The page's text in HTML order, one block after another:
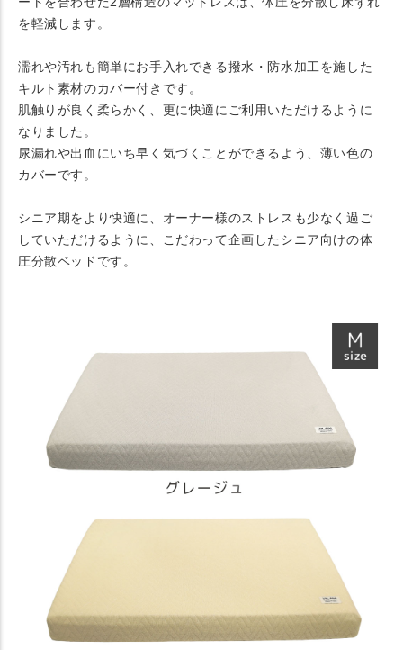
を軽減します。
濡れや汚れも簡単にお手入れできる撥水・防水加工を施した
キルト素材のカバー付きです。
肌触りが良く柔らかく、更に快適にご利用いただけるように
なりました。
尿漏れや出血にいち早く気づくことができるよう、薄い色の
カバーです。
シニア期をより快適に、オーナー様のストレスも少なく過ご
していただけるように、こだわって企画したシニア向けの体
圧分散ベッドです。